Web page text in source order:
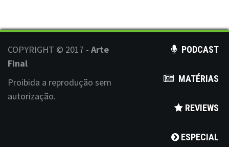
COPYRIGHT © 2017 - Arte
Final
Proibida a reprodução sem
autorização.
PODCAST
MATÉRIAS
REVIEWS
ESPECIAL